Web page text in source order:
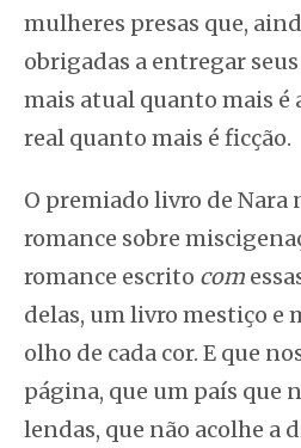
mulheres presas que,
obrigadas a entregar
mais atual quanto mais é
real quanto mais é ficção.
O premiado livro de Nara
romance sobre
romance escrito com
delas, um livro mestiço e
olho de cada cor. E que
página, que um país que
lendas, que não acolhe a